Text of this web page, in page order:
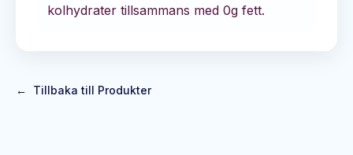
kolhydrater tillsammans med 0g fett.
← Tillbaka till Produkter